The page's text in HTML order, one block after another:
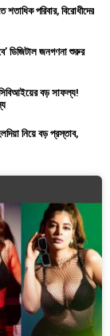
পরিবার, বিরোধীদের
ডিজিটাল জনগণনা শুরুর
বড় সাফল্য!
নিয়ে বড় প্রস্তাব,